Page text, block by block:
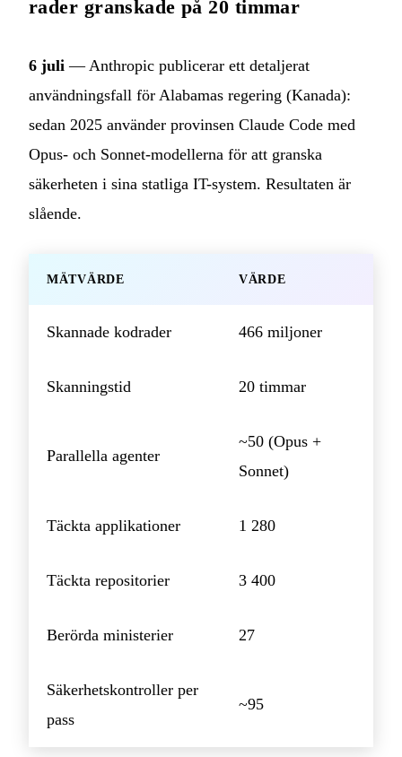
rader granskade på 20 timmar
6 juli — Anthropic publicerar ett detaljerat
användningsfall för Alabamas regering (Kanada):
sedan 2025 använder provinsen Claude Code med
Opus- och Sonnet-modellerna för att granska
säkerheten i sina statliga IT-system. Resultaten är
slående.
MÄTVÄRDE VÄRDE
Skannade kodrader 466 miljoner
Skanningstid 20 timmar
Parallella agenter
~50 (Opus +
Sonnet)
Täckta applikationer 1 280
Täckta repositorier 3 400
Berörda ministerier 27
Säkerhetskontroller per
pass
~95